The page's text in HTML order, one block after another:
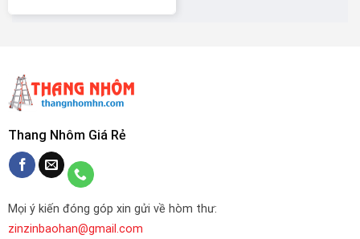
Thang Nhôm Giá Rẻ
Mọi ý kiến đóng góp xin gửi về hòm thư:
zinzinbaohan@gmail.com